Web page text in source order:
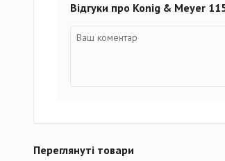
Відгуки про Konig & Meyer
Переглянуті товари